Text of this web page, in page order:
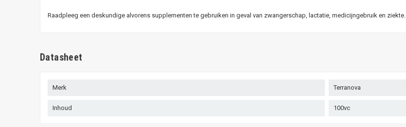
Raadpleeg een deskundige alvorens supplementen te gebruiken in geval van zwangerschap, lactatie, medicijngebruik en ziekte.
Datasheet
Merk Terranova
Inhoud 100vc